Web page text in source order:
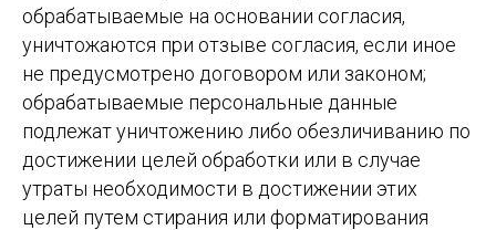
обрабатываемые на основании согласия,
уничтожаются при отзыве согласия, если иное
не предусмотрено договором или законом;
обрабатываемые персональные данные
подлежат уничтожению либо обезличиванию по
достижении целей обработки или в случае
утраты необходимости в достижении этих
целей путем стирания или форматирования